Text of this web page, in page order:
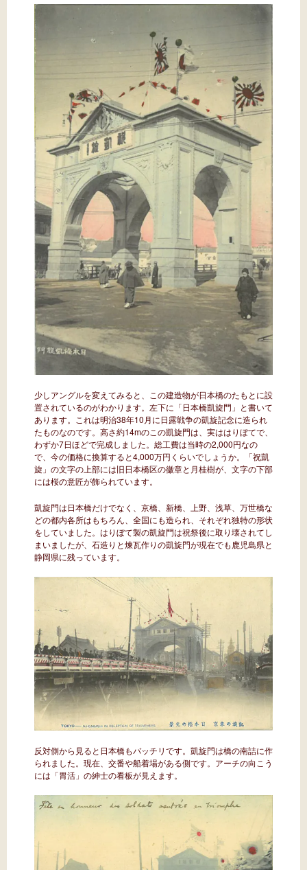
少しアングルを変えてみると、この建造物が日本橋のたもとに設
置されているのがわかります。左下に「日本橋凱旋門」と書いて
あります。これは明治38年10月に日露戦争の凱旋記念に造られ
たものなのです。高さ約14mのこの凱旋門は、実ははりぼてで、
わずか7日ほどで完成しました。総工費は当時の2,000円なの
で、今の価格に換算すると4,000万円くらいでしょうか。「祝凱
旋」の文字の上部には旧日本橋区の徽章と月桂樹が、文字の下部
には桜の意匠が飾られています。
凱旋門は日本橋だけでなく、京橋、新橋、上野、浅草、万世橋な
どの都内各所はもちろん、全国にも造られ、それぞれ独特の形状
をしていました。はりぼて製の凱旋門は祝祭後に取り壊されてし
まいましたが、石造りと煉瓦作りの凱旋門が現在でも鹿児島県と
静岡県に残っています。
反対側から見ると日本橋もバッチリです。凱旋門は橋の南詰に作
られました。現在、交番や船着場がある側です。アーチの向こう
には「胃活」の紳士の看板が見えます。